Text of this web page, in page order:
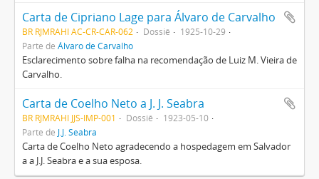
Carta de Cipriano Lage para Álvaro de Carvalho
BR RJMRAHI AC-CR-CAR-062 Dossiê
1925-10-29
Parte de Álvaro de Carvalho
Esclarecimento sobre falha na recomendação de Luiz M. Vieira de
Carvalho.
Carta de Coelho Neto a J. J. Seabra
BR RJMRAHI JJS-IMP-001 Dossiê
1923-05-10
Parte de J.J. Seabra
Carta de Coelho Neto agradecendo a hospedagem em Salvador
a a J.J. Seabra e a sua esposa.